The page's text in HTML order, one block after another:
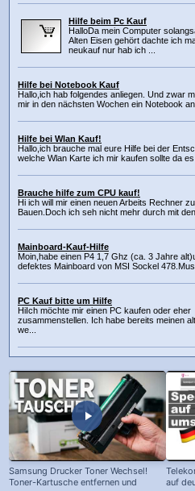
Hilfe beim Pc Kauf
HalloDa mein Computer
Alten Eisen gehört dachte ich
neukauf nur hab ich ...
Hilfe bei Notebook Kauf
Hallo,ich hab folgendes anliegen. Und zwar
mir in den nächsten Wochen ein Notebook
Hilfe bei Wlan Kauf!
Hallo,ich brauche mal eure Hilfe bei der
welche Wlan Karte ich mir kaufen sollte da es
Brauche hilfe zum CPU kauf!
Hi ich will mir einen neuen Arbeits Rechner
Bauen.Doch ich seh nicht mehr durch mit
Mainboard-Kauf-Hilfe
Moin,habe einen P4 1,7 Ghz (ca. 3 Jahre
defektes Mainboard von MSI Sockel
PC Kauf bitte um Hilfe
HiIch möchte mir einen PC kaufen oder eher
zusammenstellen. Ich habe bereits meinen
we...
Samsung Drucker Toner Wechsel!
Toner-Kartusche entfernen und
auf